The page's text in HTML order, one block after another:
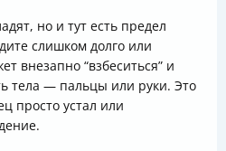
но и тут есть предел
слишком долго или
внезапно “взбеситься” и
тела — пальцы или руки. Это
просто устал или